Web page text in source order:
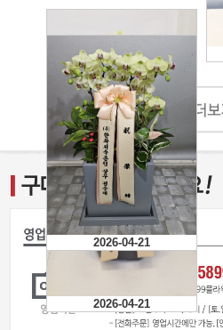
2026-04-21
2026-04-21